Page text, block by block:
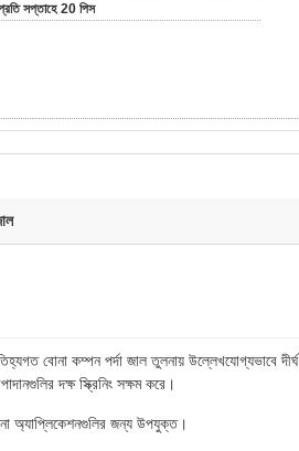
সপ্তাহে 20 পিস
বোনা কম্পন পর্দা জাল তুলনায় উল্লেখযোগ্যভাবে দীর্ঘ
দক্ষ স্ক্রিনিং সক্ষম করে।
অ্যাপ্লিকেশনগুলির জন্য উপযুক্ত।